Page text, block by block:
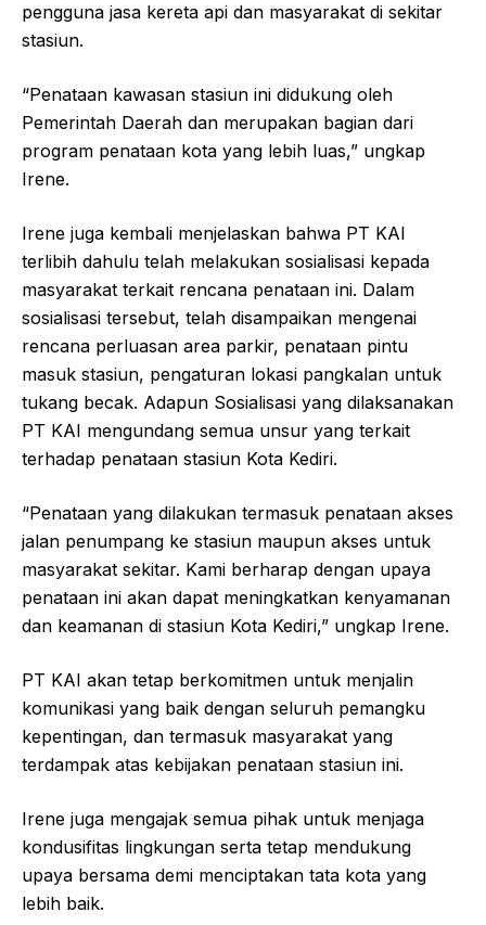
pengguna jasa kereta api dan masyarakat di sekitar
stasiun.
“Penataan kawasan stasiun ini didukung oleh
Pemerintah Daerah dan merupakan bagian dari
program penataan kota yang lebih luas,” ungkap
Irene.
Irene juga kembali menjelaskan bahwa PT KAI
terlibih dahulu telah melakukan sosialisasi kepada
masyarakat terkait rencana penataan ini. Dalam
sosialisasi tersebut, telah disampaikan mengenai
rencana perluasan area parkir, penataan pintu
masuk stasiun, pengaturan lokasi pangkalan untuk
tukang becak. Adapun Sosialisasi yang dilaksanakan
PT KAI mengundang semua unsur yang terkait
terhadap penataan stasiun Kota Kediri.
“Penataan yang dilakukan termasuk penataan akses
jalan penumpang ke stasiun maupun akses untuk
masyarakat sekitar. Kami berharap dengan upaya
penataan ini akan dapat meningkatkan kenyamanan
dan keamanan di stasiun Kota Kediri,” ungkap Irene.
PT KAI akan tetap berkomitmen untuk menjalin
komunikasi yang baik dengan seluruh pemangku
kepentingan, dan termasuk masyarakat yang
terdampak atas kebijakan penataan stasiun ini.
Irene juga mengajak semua pihak untuk menjaga
kondusifitas lingkungan serta tetap mendukung
upaya bersama demi menciptakan tata kota yang
lebih baik.